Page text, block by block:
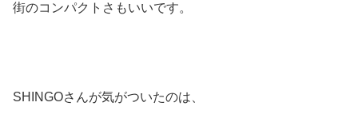
街のコンパクトさもいいです。
SHINGOさんが気がついたのは、